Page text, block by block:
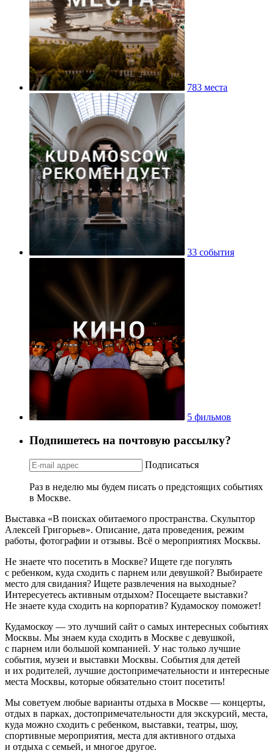
783 места
33 события
5 фильмов
Подпишетесь на почтовую рассылку?
Подписаться
Раз в неделю мы будем писать о предстоящих событиях
в Москве.
Выставка «В поисках обитаемого пространства. Скульптор
Алексей Григорьев». Описание, дата проведения, режим
работы, фотографии и отзывы. Всё о мероприятиях Москвы.
Не знаете что посетить в Москве? Ищете где погулять
с ребенком, куда сходить с парнем или девушкой? Выбираете
место для свидания? Ищете развлечения на выходные?
Интересуетесь активным отдыхом? Посещаете выставки?
Не знаете куда сходить на корпоратив? Кудамоскоу поможет!
Кудамоскоу — это лучший сайт о самых интересных событиях
Москвы. Мы знаем куда сходить в Москве с девушкой,
с парнем или большой компанией. У нас только лучшие
события, музеи и выставки Москвы. События для детей
и их родителей, лучшие достопримечательности и интересные
места Москвы, которые обязательно стоит посетить!
Мы советуем любые варианты отдыха в Москве — концерты,
отдых в парках, достопримечательности для экскурсий, места,
куда можно сходить с ребенком, выставки, театры, шоу,
спортивные мероприятия, места для активного отдыха
и отдыха с семьей, и многое другое.